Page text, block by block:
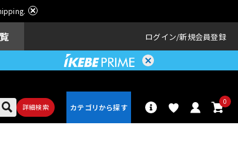
ログイン 新規会員登録
詳細検索
0